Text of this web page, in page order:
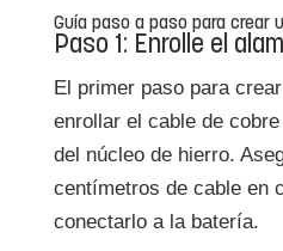
Guía paso a paso para crear
Paso 1: Enrolle el
El primer paso para
enrollar el cable de
del núcleo de hierro.
centímetros de cable en
conectarlo a la batería.